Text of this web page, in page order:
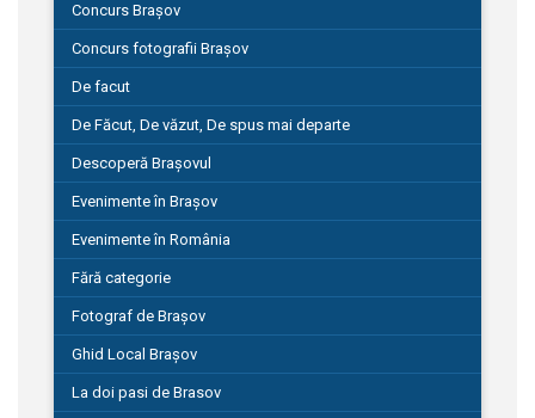
Concurs Brașov
Concurs fotografii Brașov
De facut
De Făcut, De văzut, De spus mai departe
Descoperă Brașovul
Evenimente în Brașov
Evenimente în România
Fără categorie
Fotograf de Brașov
Ghid Local Brașov
La doi pasi de Brasov